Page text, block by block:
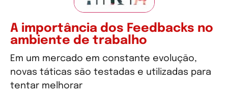
A importância dos Feedbacks no
ambiente de trabalho
Em um mercado em constante evolução,
novas táticas são testadas e utilizadas para
tentar melhorar